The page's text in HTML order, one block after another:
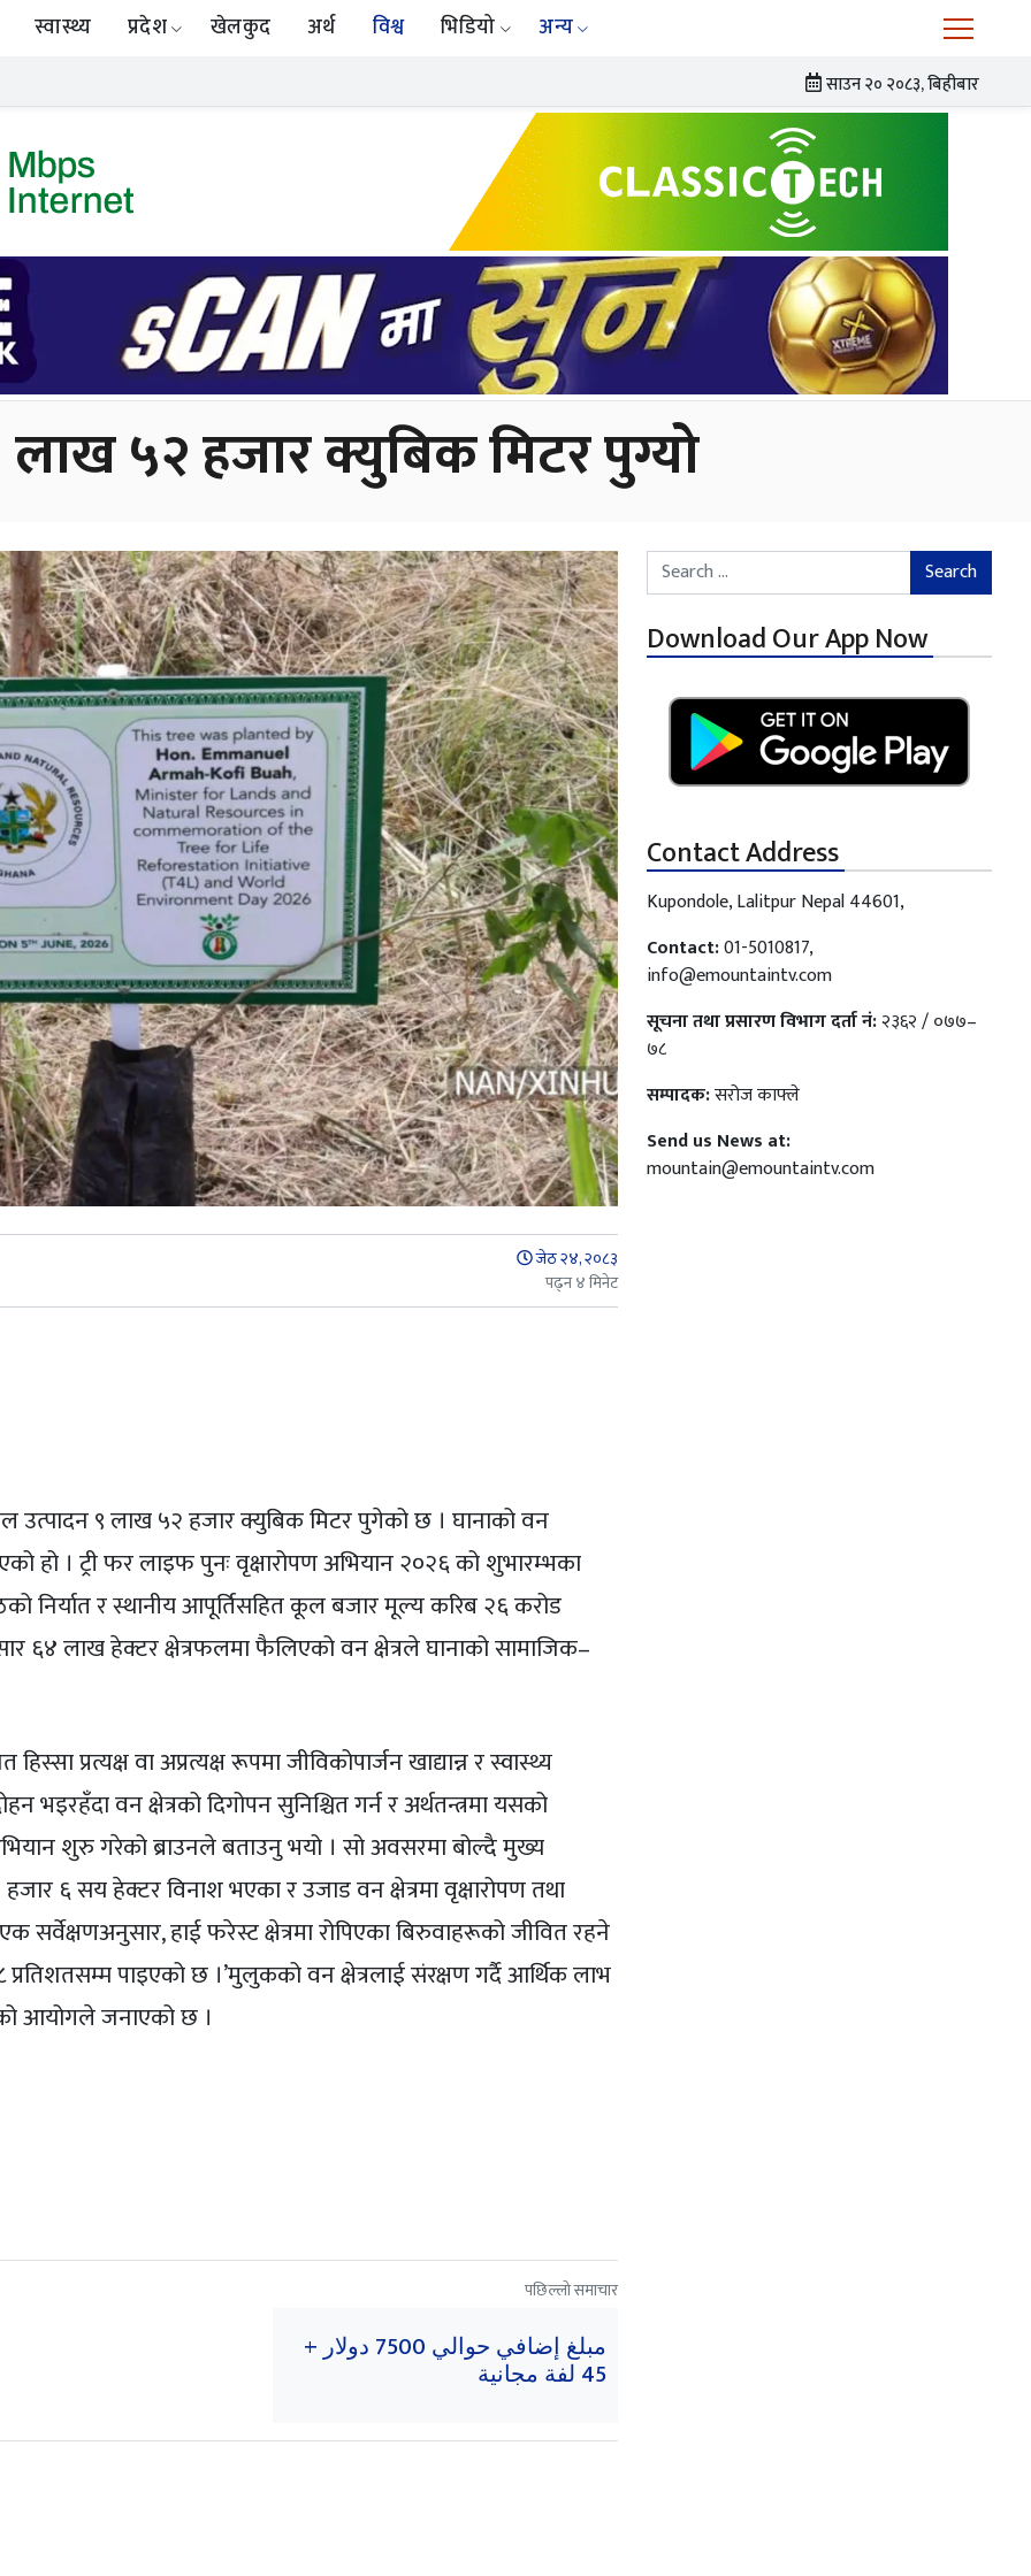
स्वास्थ्य प्रदेश खेलकुद अर्थ विश्व भिडियो अन्य
साउन २० २०८३, बिहीबार
लाख ५२ हजार क्युबिक मिटर पुग्यो
जेठ २४, २०८३
पढ्न ४ मिनेट
उत्पादन ९ लाख ५२ हजार क्युबिक मिटर पुगेको छ । घानाको वन
हो । ट्री फर लाइफ पुनः वृक्षारोपण अभियान २०२६ को शुभारम्भका
निर्यात र स्थानीय आपूर्तिसहित कूल बजार मूल्य करिब २६ करोड
६४ लाख हेक्टर क्षेत्रफलमा फैलिएको वन क्षेत्रले घानाको सामाजिक–
प्रत्यक्ष वा अप्रत्यक्ष रूपमा जीविकोपार्जन खाद्यान्न र स्वास्थ्य
वन क्षेत्रको दिगोपन सुनिश्चित गर्न र अर्थतन्त्रमा यसको
शुरु गरेको ब्राउनले बताउनु भयो । सो अवसरमा बोल्दै मुख्य
६ सय हेक्टर विनाश भएका र उजाड वन क्षेत्रमा वृक्षारोपण तथा
सर्वेक्षणअनुसार, हाई फरेस्ट क्षेत्रमा रोपिएका बिरुवाहरूको जीवित रहने
प्रतिशतसम्म पाइएको छ ।’मुलुकको वन क्षेत्रलाई संरक्षण गर्दै आर्थिक लाभ
आयोगले जनाएको छ ।
पछिल्लो समाचार
مبلغ إضافي حوالي 7500 دولار +
45 لفة مجانية
Search for:
Download Our App Now
Contact Address
Kupondole, Lalitpur Nepal 44601,
Contact:01-5010817,
info@emountaintv.com
सूचना तथा प्रसारण विभाग दर्ता नं:२३६२ / ०७७–
७८
सम्पादक:सरोज काफ्ले
Send us News at:
mountain@emountaintv.com